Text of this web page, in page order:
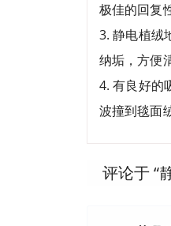
极佳的回复
3. 静电植绒
纳垢，方便
4. 有良好的
波撞到毯面
评论于 “